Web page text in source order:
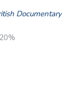
Documentary